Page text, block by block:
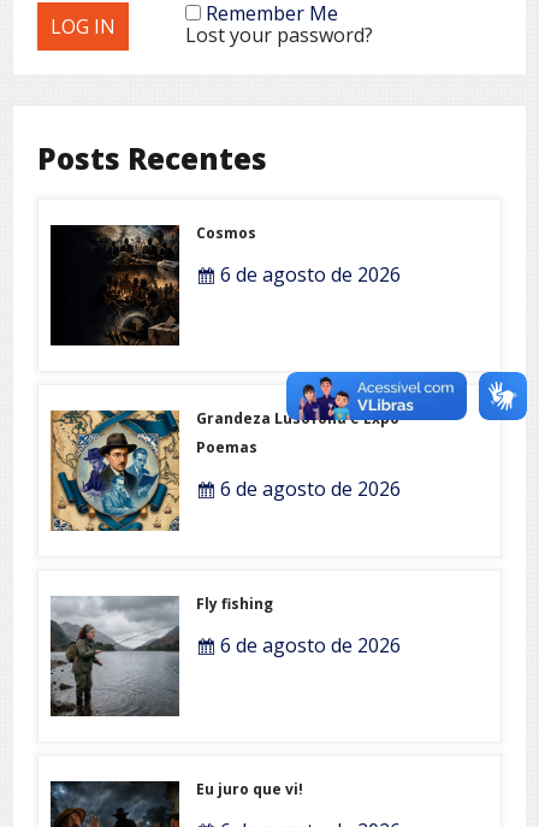
Remember Me
Lost your password?
Posts Recentes
Cosmos
6 de agosto de 2026
Grandeza Lusófona e Expo-
Poemas
6 de agosto de 2026
Fly fishing
6 de agosto de 2026
Eu juro que vi!